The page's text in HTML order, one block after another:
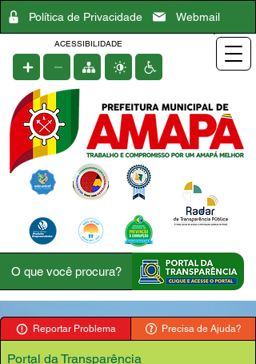
Política de Privacidade Webmail
ACESSIBILIDADE
Reportar Problema Precisa de Ajuda?
Portal da Transparência